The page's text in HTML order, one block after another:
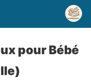
pour Bébé